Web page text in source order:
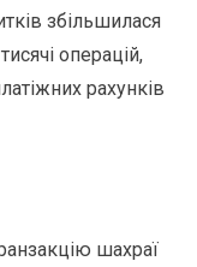
збільшилася
операцій,
рахунків
шахраї